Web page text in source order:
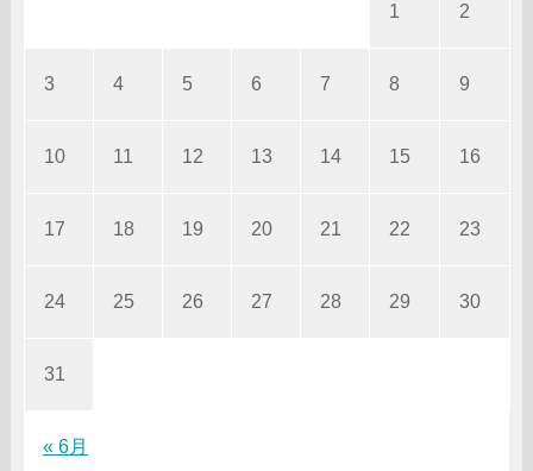
« 6月
1 2
3 4 5 6 7 8 9
10 11 12 13 14 15 16
17 18 19 20 21 22 23
24 25 26 27 28 29 30
31